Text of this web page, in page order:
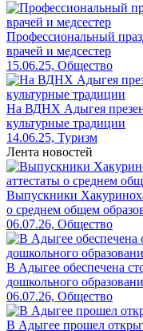
Профессиональный
врачей и медсестер
15.06.25, Общество
На ВДНХ Адыгея
культурные традиции
14.06.25, Туризм
Лента новостей
Выпускники
о среднем общем
06.07.26, Общество
В Адыгее обеспечена
дошкольного
06.07.26, Общество
В Адыгее прошел